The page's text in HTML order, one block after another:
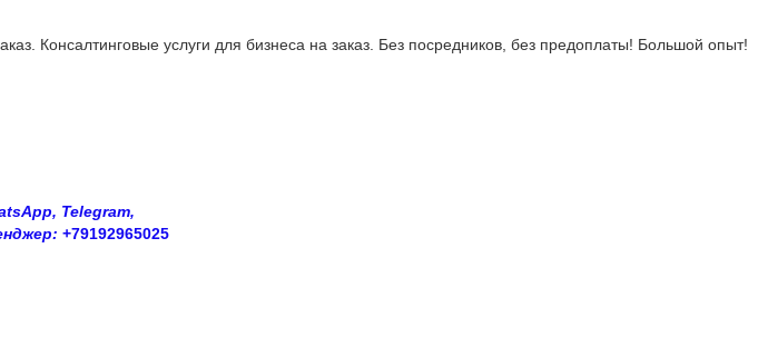
Консалтинговые услуги для бизнеса на заказ. Без посредников, без предоплаты! Большой опыт!
Telegram,
+79192965025